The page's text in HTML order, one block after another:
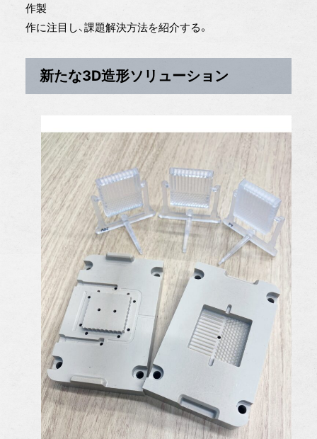
作製
作に注目し、課題解決方法を紹介する。
新たな3D造形ソリューション